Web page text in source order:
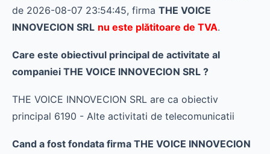
de 2026-08-07 23:54:45, firma THE VOICE
INNOVECION SRL nu este plătitoare de TVA.
Care este obiectivul principal de activitate al
companiei THE VOICE INNOVECION SRL ?
THE VOICE INNOVECION SRL are ca obiectiv
principal 6190 - Alte activitati de telecomunicatii
Cand a fost fondata firma THE VOICE INNOVECION